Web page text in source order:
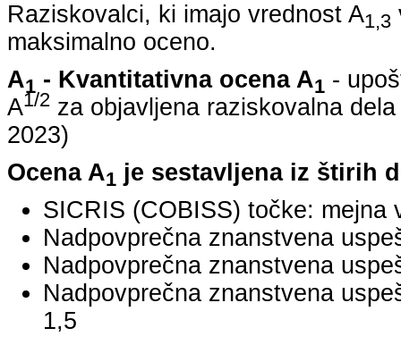
Raziskovalci, ki imajo vrednost A1,3
maksimalno oceno.
A1 - Kvantitativna ocena A1 -
A1/2 za objavljena raziskovalna
2023)
Ocena A1 je sestavljena iz štirih
SICRIS (COBISS) točke: mejna
Nadpovprečna znanstvena
Nadpovprečna znanstvena
Nadpovprečna znanstvena
1,5